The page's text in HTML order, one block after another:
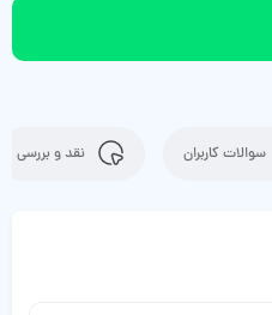
سوالات کاربران نقد و بررسی